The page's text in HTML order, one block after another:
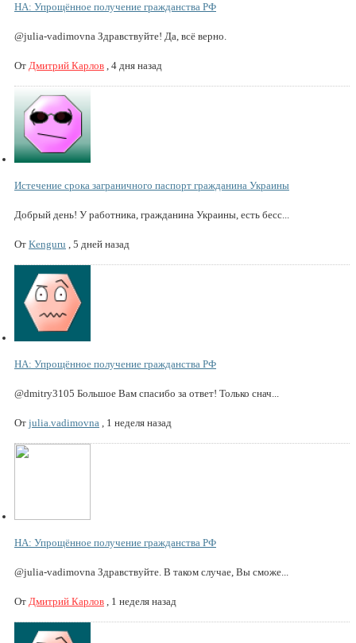
НА: Упрощённое получение гражданства РФ
@julia-vadimovna Здравствуйте! Да, всё верно.
От Дмитрий Карлов 4 дня назад
Истечение срока заграничного паспорт гражданина Украины
Добрый день! У работника, гражданина Украины, есть бесс...
От Kenguru 5 дней назад
НА: Упрощённое получение гражданства РФ
@dmitry3105 Большое Вам спасибо за ответ! Только снач...
От julia.vadimovna 1 неделя назад
НА: Упрощённое получение гражданства РФ
@julia-vadimovna Здравствуйте. В таком случае, Вы сможе...
От Дмитрий Карлов 1 неделя назад